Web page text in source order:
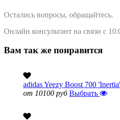
Остались вопросы, обращайтесь.
Онлайн консультант на связи с
Вам так же понравится
adidas Yeezy Boost 700 'Inertia'
от 10100 руб Выбрать